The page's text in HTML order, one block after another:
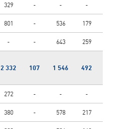
329 - - -
801 - 536 179
- - 643 259
2 332 107 1 546 492
272 - - -
380 - 578 217